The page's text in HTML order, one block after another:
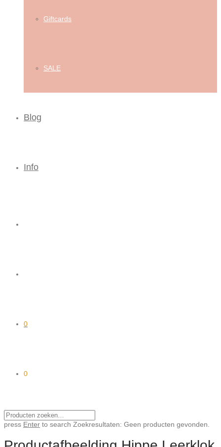
Giftcards
SALE
Blog
Info
0
0
press Enter to search Zoekresultaten: Geen producten gevonden.